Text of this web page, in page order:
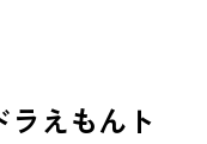
えもんト